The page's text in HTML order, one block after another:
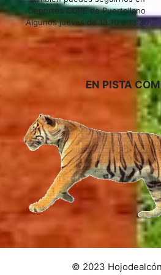
Deportes COPE de Puertollano
Algunos jueves de 13:10 a 13:30
EN PISTA
© 2023